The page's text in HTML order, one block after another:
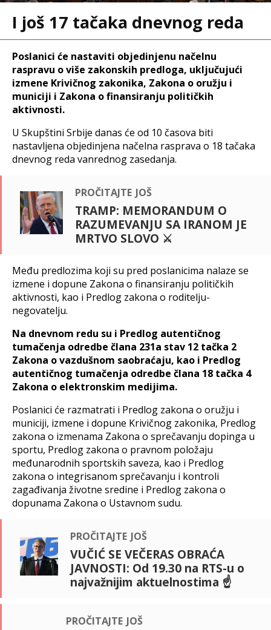
I još 17 tačaka dnevnog reda
Poslanici će nastaviti objedinjenu načelnu
raspravu o više zakonskih predloga, uključujući
izmene Krivičnog zakonika, Zakona o oružju i
municiji i Zakona o finansiranju političkih
aktivnosti.
U Skupštini Srbije danas će od 10 časova biti
nastavljena objedinjena načelna rasprava o 18 tačaka
dnevnog reda vanrednog zasedanja.
pročitajte još
TRAMP: MEMORANDUM O
RAZUMEVANJU SA IRANOM JE
MRTVO SLOVO ⚔️
Među predlozima koji su pred poslanicima nalaze se
izmene i dopune Zakona o finansiranju političkih
aktivnosti, kao i Predlog zakona o roditelju-
negovatelju.
Na dnevnom redu su i Predlog autentičnog
tumačenja odredbe člana 231a stav 12 tačka 2
Zakona o vazdušnom saobraćaju, kao i Predlog
autentičnog tumačenja odredbe člana 18 tačka 4
Zakona o elektronskim medijima.
Poslanici će razmatrati i Predlog zakona o oružju i
municiji, izmene i dopune Krivičnog zakonika, Predlog
zakona o izmenama Zakona o sprečavanju dopinga u
sportu, Predlog zakona o pravnom položaju
međunarodnih sportskih saveza, kao i Predlog
zakona o integrisanom sprečavanju i kontroli
zagađivanja životne sredine i Predlog zakona o
dopunama Zakona o Ustavnom sudu.
pročitajte još
VUČIĆ SE VEČERAS OBRAĆA
JAVNOSTI: Od 19.30 na RTS-u o
najvažnijim aktuelnostima ☝️
pročitajte još